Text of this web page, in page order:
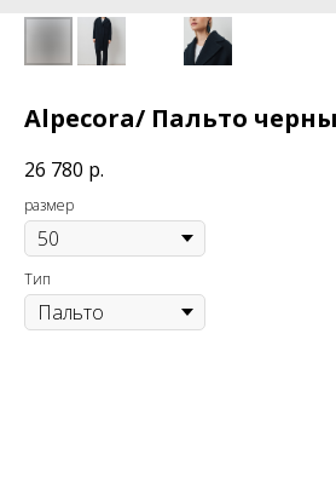
Alpecora/ Пальто
26 780 р.
размер
Тип